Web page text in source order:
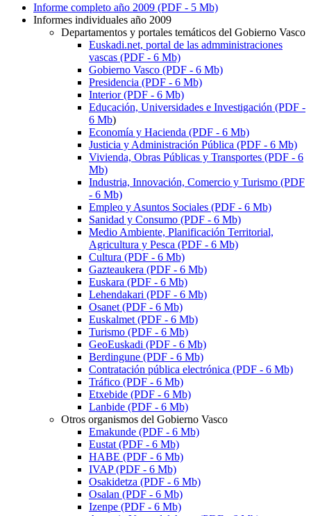
Informe completo año 2009 (PDF - 5 Mb)
Informes individuales año 2009
Departamentos y portales temáticos del Gobierno Vasco
Euskadi.net, portal de las admministraciones
vascas (PDF - 6 Mb)
Gobierno Vasco (PDF - 6 Mb)
Presidencia (PDF - 6 Mb)
Interior (PDF - 6 Mb)
Educación, Universidades e Investigación (PDF -
6 Mb)
Economía y Hacienda (PDF - 6 Mb)
Justicia y Administración Pública (PDF - 6 Mb)
Vivienda, Obras Públicas y Transportes (PDF - 6
Mb)
Industria, Innovación, Comercio y Turismo (PDF
- 6 Mb)
Empleo y Asuntos Sociales (PDF - 6 Mb)
Sanidad y Consumo (PDF - 6 Mb)
Medio Ambiente, Planificación Territorial,
Agricultura y Pesca (PDF - 6 Mb)
Cultura (PDF - 6 Mb)
Gazteaukera (PDF - 6 Mb)
Euskara (PDF - 6 Mb)
Lehendakari (PDF - 6 Mb)
Osanet (PDF - 6 Mb)
Euskalmet (PDF - 6 Mb)
Turismo (PDF - 6 Mb)
GeoEuskadi (PDF - 6 Mb)
Berdingune (PDF - 6 Mb)
Contratación pública electrónica (PDF - 6 Mb)
Tráfico (PDF - 6 Mb)
Etxebide (PDF - 6 Mb)
Lanbide (PDF - 6 Mb)
Otros organismos del Gobierno Vasco
Emakunde (PDF - 6 Mb)
Eustat (PDF - 6 Mb)
HABE (PDF - 6 Mb)
IVAP (PDF - 6 Mb)
Osakidetza (PDF - 6 Mb)
Osalan (PDF - 6 Mb)
Izenpe (PDF - 6 Mb)